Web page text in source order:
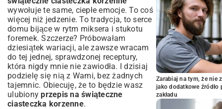
wywołuje te same, ciepłe emocje. To coś
więcej niż jedzenie. To tradycja, to serce
domu bijące w rytm miksera i stukotu
foremek. Szczerze? Próbowałam
dziesiątek wariacji, ale zawsze wracam
do tej jednej, sprawdzonej receptury,
która nigdy mnie nie zawiodła. I dzisiaj
podzielę się nią z Wami, bez żadnych
tajemnic. Obiecuję, że to będzie wasz
ulubionyprzepis na świąteczne
ciasteczka korzenne.
Zarabiaj na tym, że nie
jako dodatkowe
zakładu